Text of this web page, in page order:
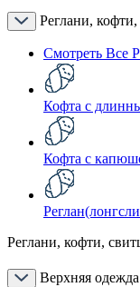
Реглани,
Смотреть Все
Кофта с
Кофта с
Реглани, кофти,
Верхняя одежда